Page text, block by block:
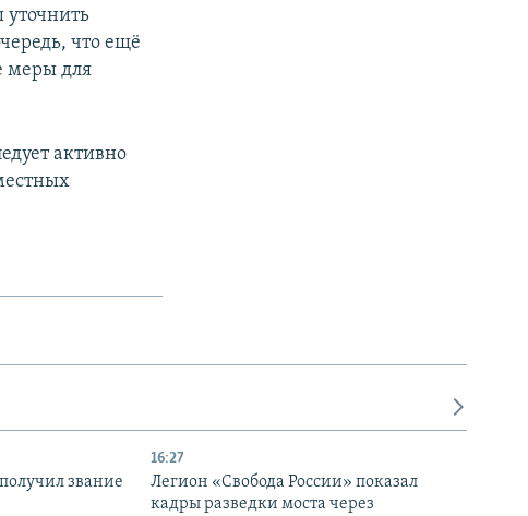
уточнить
что ещё
меры для
активно
звание
16:27
Легион «Свобода России» показал
кадры разведки моста через